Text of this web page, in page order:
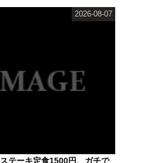
テーキ定食1500円、ガチで
2026-08-07